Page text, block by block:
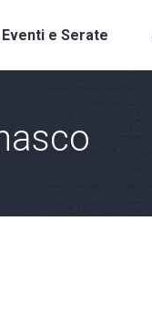
Eventi e Serate